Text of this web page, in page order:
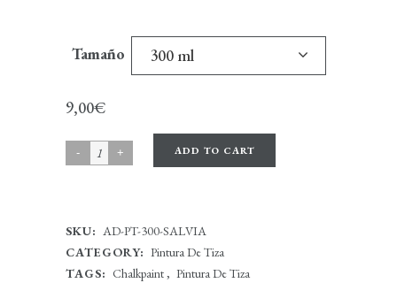
Tamaño 300 ml
9,00€
ADD TO CART
SKU: AD-PT-300-SALVIA
CATEGORY: Pintura De Tiza
TAGS: Chalkpaint, Pintura De Tiza